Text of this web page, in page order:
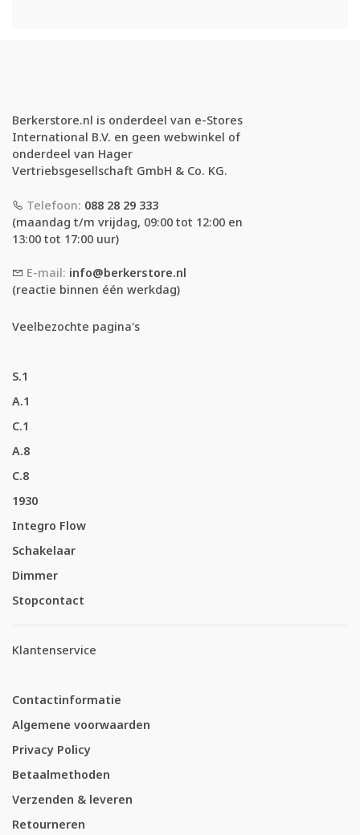
Berkerstore.nl is onderdeel van e-Stores
International B.V. en geen webwinkel of
onderdeel van Hager
Vertriebsgesellschaft GmbH & Co. KG.
Telefoon: 088 28 29 333
(maandag t/m vrijdag, 09:00 tot 12:00 en
13:00 tot 17:00 uur)
E-mail: info@berkerstore.nl
(reactie binnen één werkdag)
Veelbezochte pagina's
S.1
A.1
C.1
A.8
C.8
1930
Integro Flow
Schakelaar
Dimmer
Stopcontact
Klantenservice
Contactinformatie
Algemene voorwaarden
Privacy Policy
Betaalmethoden
Verzenden & leveren
Retourneren